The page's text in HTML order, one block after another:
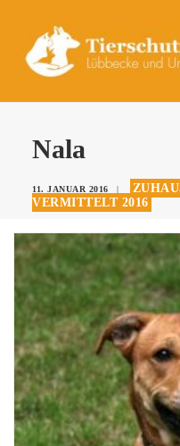
UNSERE TIERE
DAS TIERHEIM
KONTAKT
SPENDEN
Nala
11. JANUAR 2016 |
VERMITTELT 2016